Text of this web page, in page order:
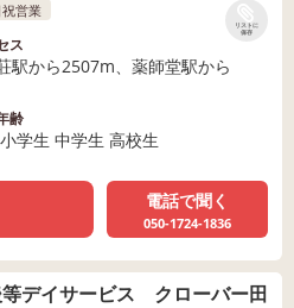
リストに
保存
営業
ス
駅から2507m、薬師堂駅から
齢
学生 中学生 高校生
電話で聞く
050-1724-1836
等デイサービス クローバー田